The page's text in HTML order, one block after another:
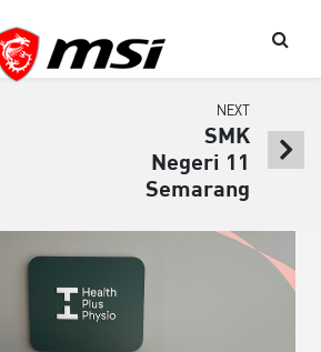
NEXT
SMK
Negeri 11
Semarang